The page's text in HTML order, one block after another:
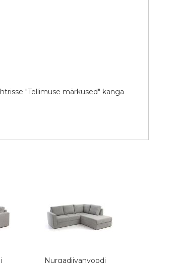
"Tellimuse märkused" kanga
Nurgadiivanvoodi